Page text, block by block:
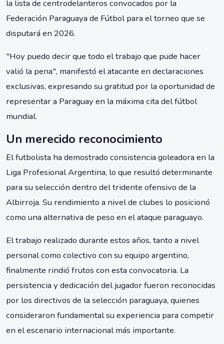
la lista de centrodelanteros convocados por la
Federación Paraguaya de Fútbol para el torneo que se
disputará en 2026.
"Hoy puedo decir que todo el trabajo que pude hacer
valió la pena", manifestó el atacante en declaraciones
exclusivas, expresando su gratitud por la oportunidad de
representar a Paraguay en la máxima cita del fútbol
mundial.
Un merecido reconocimiento
El futbolista ha demostrado consistencia goleadora en la
Liga Profesional Argentina, lo que resultó determinante
para su selección dentro del tridente ofensivo de la
Albirroja. Su rendimiento a nivel de clubes lo posicionó
como una alternativa de peso en el ataque paraguayo.
El trabajo realizado durante estos años, tanto a nivel
personal como colectivo con su equipo argentino,
finalmente rindió frutos con esta convocatoria. La
persistencia y dedicación del jugador fueron reconocidas
por los directivos de la selección paraguaya, quienes
consideraron fundamental su experiencia para competir
en el escenario internacional más importante.